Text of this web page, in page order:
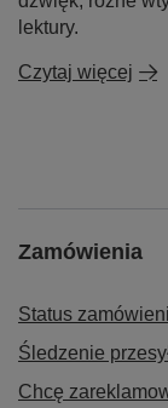
lektury.
Czytaj więcej
Zamówienia
Status
Śledzenie
Chcę